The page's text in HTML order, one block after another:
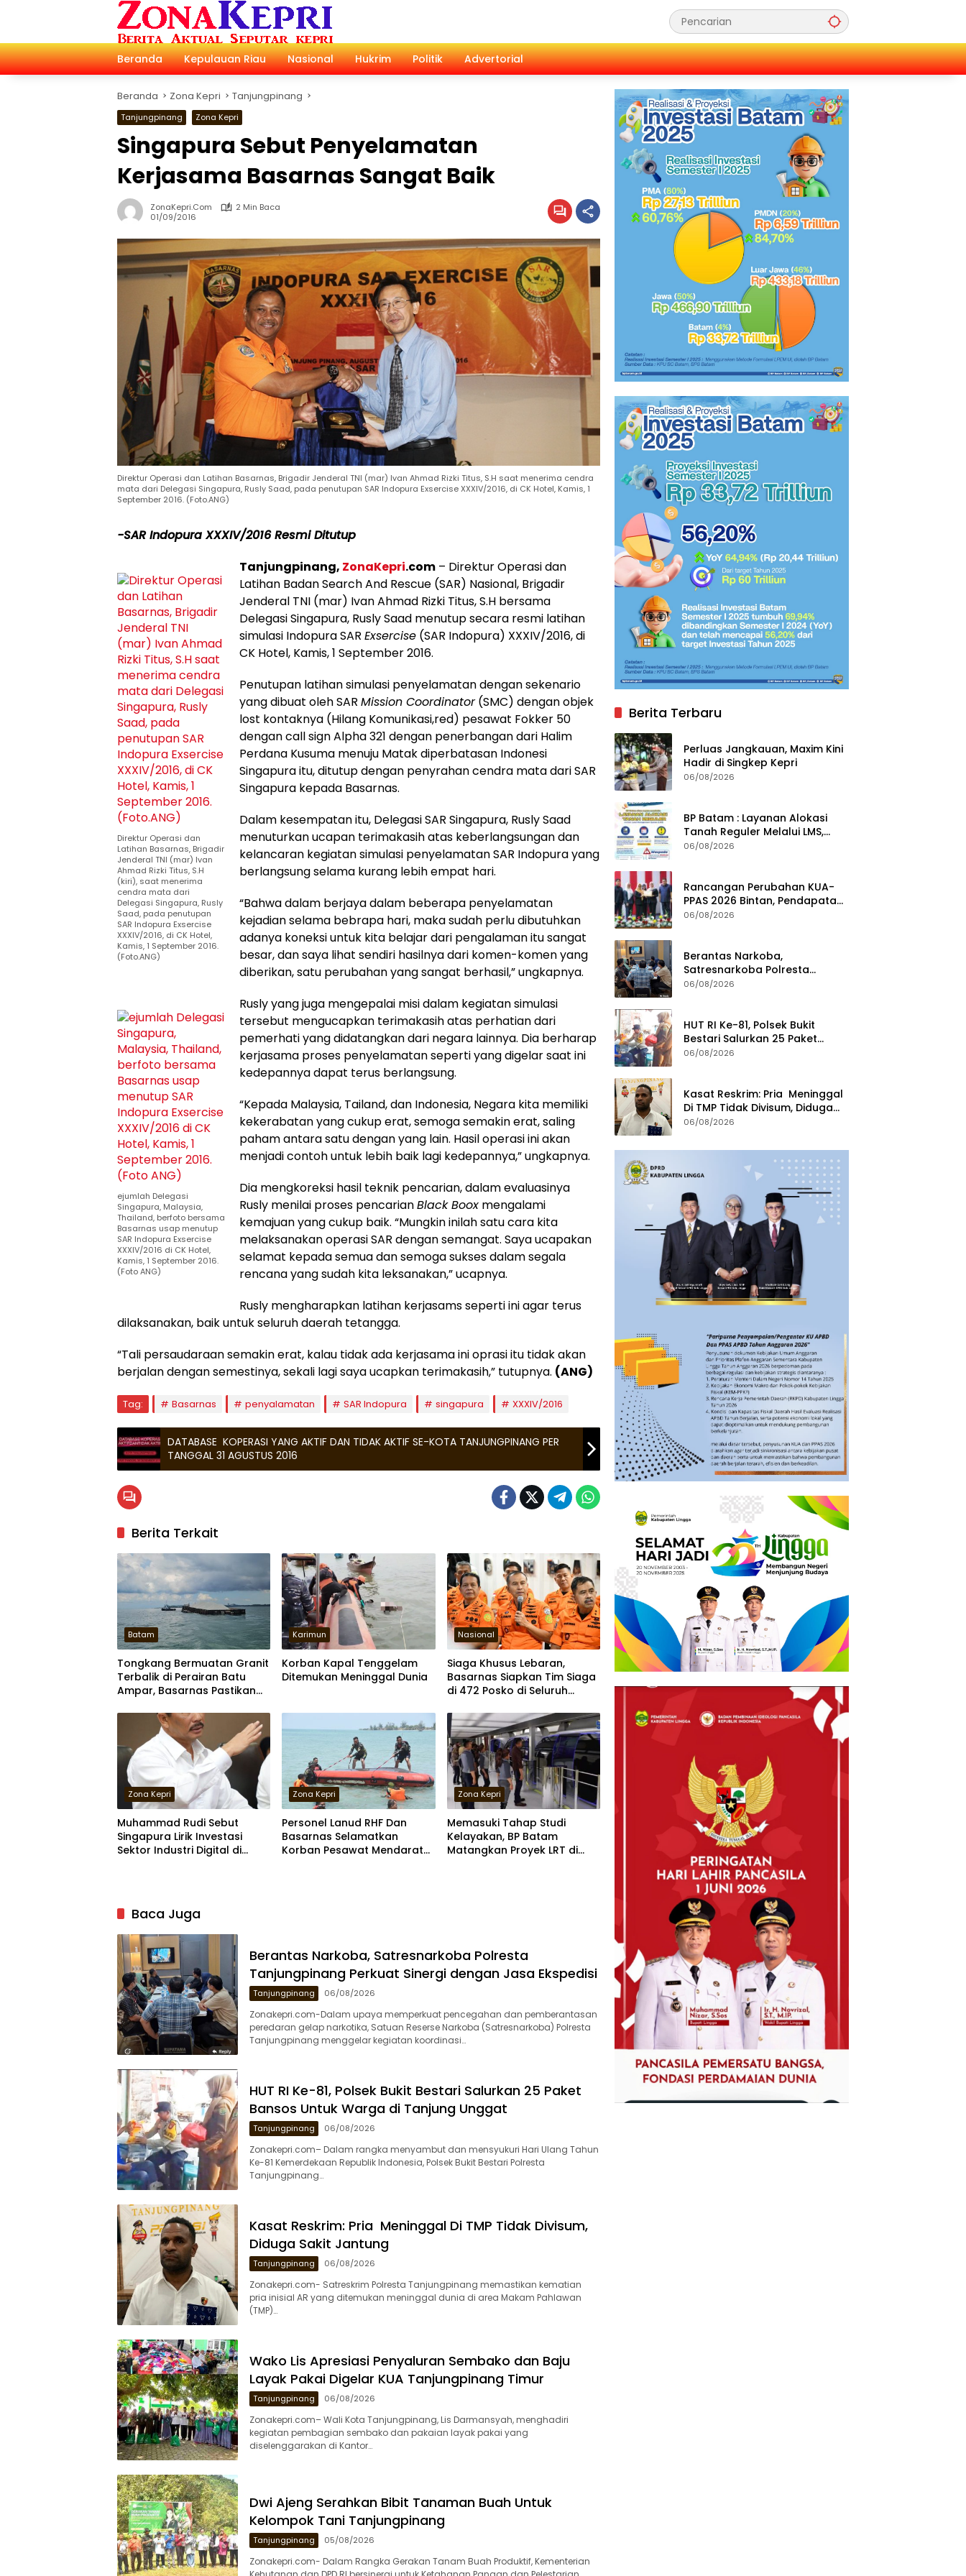
Beranda
Kepulauan Riau Nasional Hukrim Politik Advertorial
Beranda Zona Kepri Tanjungpinang
Tanjungpinang Zona Kepri
Singapura Sebut Penyelamatan
Kerjasama Basarnas Sangat Baik
ZonaKepri.com
2 Min Baca
01/09/2016
Direktur Operasi dan Latihan Basarnas, Brigadir Jenderal TNI (mar) Ivan Ahmad Rizki Titus, S.H saat menerima cendra
mata dari Delegasi Singapura, Rusly Saad, pada penutupan SAR Indopura Exsercise XXXIV/2016, di CK Hotel, Kamis, 1
September 2016. (Foto.ANG)
-SAR Indopura XXXIV/2016 Resmi Ditutup
Direktur Operasi dan
Latihan Basarnas, Brigadir
Jenderal TNI (mar) Ivan
Ahmad Rizki Titus, S.H
(kiri), saat menerima
cendra mata dari
Delegasi Singapura, Rusly
Saad, pada penutupan
SAR Indopura Exsercise
XXXIV/2016, di CK Hotel,
Kamis, 1 September 2016.
(Foto.ANG)
Tanjungpinang, ZonaKepri.com – Direktur Operasi dan
Latihan Badan Search And Rescue (SAR) Nasional, Brigadir
Jenderal TNI (mar) Ivan Ahmad Rizki Titus, S.H bersama
Delegasi Singapura, Rusly Saad menutup secara resmi latihan
simulasi Indopura SAR Exsercise (SAR Indopura) XXXIV/2016, di
CK Hotel, Kamis, 1 September 2016.
Penutupan latihan simulasi penyelamatan dengan sekenario
yang dibuat oleh SAR Mission Coordinator(SMC) dengan objek
lost kontaknya (Hilang Komunikasi,red) pesawat Fokker 50
dengan call sign Alpha 321 dengan penerbangan dari Halim
Perdana Kusuma menuju Matak diperbatasan Indonesi
Singapura itu, ditutup dengan penyrahan cendra mata dari SAR
Singapura kepada Basarnas.
Dalam kesempatan itu, Delegasi SAR Singapura, Rusly Saad
menuturkan ucapan terimakasih atas keberlangsungan dan
kelancaran kegiatan simulasi penyelamatan SAR Indopura yang
berlangsung selama kurang lebih empat hari.
“Bahwa dalam berjaya dalam beberapa penyelamatan
kejadian selama bebrapa hari, maka sudah perlu dibutuhkan
adanya koneksi untuk kita belajar dari pengalaman itu sangat
besar, dan saya lihat sendiri hasilnya dari komen-komen yang
diberikan, satu perubahan yang sangat berhasil,” ungkapnya.
ejumlah Delegasi
Singapura, Malaysia,
Thailand, berfoto bersama
Basarnas usap menutup
SAR Indopura Exsercise
XXXIV/2016 di CK Hotel,
Kamis, 1 September 2016.
(Foto ANG)
Rusly yang juga mengepalai misi dalam kegiatan simulasi
tersebut mengucapkan terimakasih atas perhatian dari
pemerhati yang didatangkan dari negara lainnya. Dia berharap
kerjasama proses penyelamatan seperti yang digelar saat ini
kedepannya dapat terus berlangsung.
“Kepada Malaysia, Tailand, dan Indonesia, Negara kita memiliki
kekerabatan yang cukup erat, semoga semakin erat, saling
paham antara satu dengan yang lain. Hasil operasi ini akan
menjadi contoh untuk lebih baik lagi kedepannya,” ungkapnya.
Dia mengkoreksi hasil teknik pencarian, dalam evaluasinya
Rusly menilai proses pencarianBlack Boox mengalami
kemajuan yang cukup baik. “Mungkin inilah satu cara kita
melaksanakan operasi SAR dengan semangat. Saya ucapakan
selamat kepada semua dan semoga sukses dalam segala
rencana yang sudah kita leksanakan,” ucapnya.
Rusly mengharapkan latihan kerjasams seperti ini agar terus
dilaksanakan, baik untuk seluruh daerah tetangga.
“Tali persaudaraan semakin erat, kalau tidak ada kerjasama ini oprasi itu tidak akan
berjalan dengan semestinya, sekali lagi saya ucapkan terimakasih,” tutupnya. (ANG)
Tag: Basarnas penyalamatan SAR Indopura singapura XXXIV/2016
DATABASE KOPERASI YANG AKTIF DAN TIDAK AKTIF SE-KOTA TANJUNGPINANG PER
TANGGAL 31 AGUSTUS 2016
Berita Terkait
Batam
Tongkang Bermuatan Granit
Terbalik di Perairan Batu
Ampar, Basarnas Pastikan
Karimun
Korban Kapal Tenggelam
Ditemukan Meninggal Dunia
Nasional
Siaga Khusus Lebaran,
Basarnas Siapkan Tim Siaga
di 472 Posko di Seluruh
Zona Kepri
Muhammad Rudi Sebut
Singapura Lirik Investasi
Sektor Industri Digital di
Zona Kepri
Personel Lanud RHF Dan
Basarnas Selamatkan
Korban Pesawat Mendarat
Zona Kepri
Memasuki Tahap Studi
Kelayakan, BP Batam
Matangkan Proyek LRT di
Baca Juga
Berantas Narkoba, Satresnarkoba Polresta
Tanjungpinang Perkuat Sinergi dengan Jasa Ekspedisi
Tanjungpinang 06/08/2026
Zonakepri.com-Dalam upaya memperkuat pencegahan dan pemberantasan
peredaran gelap narkotika, Satuan Reserse Narkoba (Satresnarkoba) Polresta
Tanjungpinang menggelar kegiatan koordinasi…
HUT RI Ke-81, Polsek Bukit Bestari Salurkan 25 Paket
Bansos Untuk Warga di Tanjung Unggat
Tanjungpinang 06/08/2026
Zonakepri.com– Dalam rangka menyambut dan mensyukuri Hari Ulang Tahun
Ke-81 Kemerdekaan Republik Indonesia, Polsek Bukit Bestari Polresta
Tanjungpinang…
Kasat Reskrim: Pria Meninggal Di TMP Tidak Divisum,
Diduga Sakit Jantung
Tanjungpinang 06/08/2026
Zonakepri.com- Satreskrim Polresta Tanjungpinang memastikan kematian
pria inisial AR yang ditemukan meninggal dunia di area Makam Pahlawan
(TMP)…
Wako Lis Apresiasi Penyaluran Sembako dan Baju
Layak Pakai Digelar KUA Tanjungpinang Timur
Tanjungpinang 06/08/2026
Zonakepri.com– Wali Kota Tanjungpinang, Lis Darmansyah, menghadiri
kegiatan pembagian sembako dan pakaian layak pakai yang
diselenggarakan di Kantor…
Dwi Ajeng Serahkan Bibit Tanaman Buah Untuk
Kelompok Tani Tanjungpinang
Tanjungpinang 05/08/2026
Zonakepri.com- Dalam Rangka Gerakan Tanam Buah Produktif, Kementerian
Berita Terbaru
Perluas Jangkauan, Maxim Kini
Hadir di Singkep Kepri
06/08/2026
BP Batam : Layanan Alokasi
Tanah Reguler Melalui LMS,
Waspadai Penipuan Atasnama
06/08/2026
Rancangan Perubahan KUA-
PPAS 2026 Bintan, Pendapatan
Transfer Pusat Diproyeksi Naik
06/08/2026
Berantas Narkoba,
Satresnarkoba Polresta
Tanjungpinang Perkuat Sinergi
06/08/2026
HUT RI Ke-81, Polsek Bukit
Bestari Salurkan 25 Paket
Bansos Untuk Warga di
06/08/2026
Kasat Reskrim: Pria Meninggal
Di TMP Tidak Divisum, Diduga
Sakit Jantung
06/08/2026